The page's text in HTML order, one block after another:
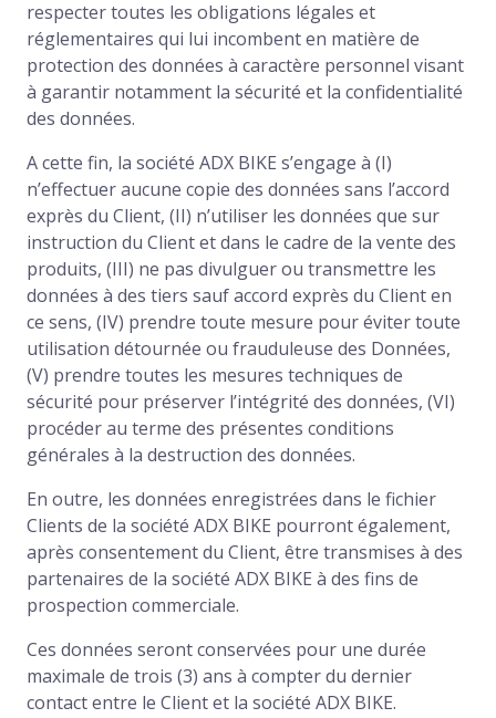
respecter toutes les obligations légales et
réglementaires qui lui incombent en matière de
protection des données à caractère personnel visant
à garantir notamment la sécurité et la confidentialité
des données.
A cette fin, la société ADX BIKE s’engage à (I)
n’effectuer aucune copie des données sans l’accord
exprès du Client, (II) n’utiliser les données que sur
instruction du Client et dans le cadre de la vente des
produits, (III) ne pas divulguer ou transmettre les
données à des tiers sauf accord exprès du Client en
ce sens, (IV) prendre toute mesure pour éviter toute
utilisation détournée ou frauduleuse des Données,
(V) prendre toutes les mesures techniques de
sécurité pour préserver l’intégrité des données, (VI)
procéder au terme des présentes conditions
générales à la destruction des données.
En outre, les données enregistrées dans le fichier
Clients de la société ADX BIKE pourront également,
après consentement du Client, être transmises à des
partenaires de la société ADX BIKE à des fins de
prospection commerciale.
Ces données seront conservées pour une durée
maximale de trois (3) ans à compter du dernier
contact entre le Client et la société ADX BIKE.